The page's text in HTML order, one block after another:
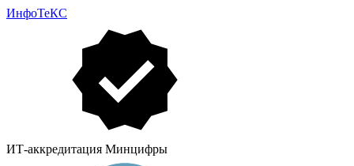
ИнфоТеКС
ИТ-аккредитация Минцифры